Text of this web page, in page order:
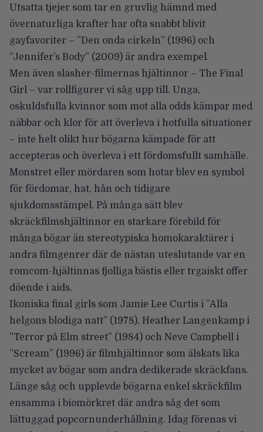
Utsatta tjejer som tar en gruvlig hämnd med
övernaturliga krafter har ofta snabbt blivit
gayfavoriter – ”Den onda cirkeln” (1996) och
”Jennifer’s Body” (2009) är andra exempel.
Men även slasher-filmernas hjältinnor – The Final
Girl – var rollfigurer vi såg upp till. Unga,
oskuldsfulla kvinnor som mot alla odds kämpar med
näbbar och klor för att överleva i hotfulla situationer
– inte helt olikt hur bögarna kämpade för att
accepteras och överleva i ett fördomsfullt samhälle.
Monstret eller mördaren som hotar blev en symbol
för fördomar, hat, hån och tidigare
sjukdomsstämpel. På många sätt blev
skräckfilmshjältinnor en starkare förebild för
många bögar än stereotypiska homokaraktärer i
andra filmgenrer där de nästan uteslutande var en
romcom-hjältinnas fjolliga bästis eller trgaiskt offer
döende i aids.
Ikoniska final girls som Jamie Lee Curtis i ”Alla
helgons blodiga natt” (1978), Heather Langenkamp i
”Terror på Elm street” (1984) och Neve Campbell i
”Scream” (1996) är filmhjältinnor som älskats lika
mycket av bögar som andra dedikerade skräckfans.
Länge såg och upplevde bögarna enkel skräckfilm
ensamma i biomörkret där andra såg det som
lättuggad popcornunderhållning. Idag förenas vi